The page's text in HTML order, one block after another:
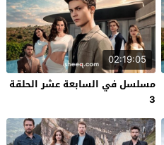
02:19:05
مسلسل في السابعة عشر الحلقة
3